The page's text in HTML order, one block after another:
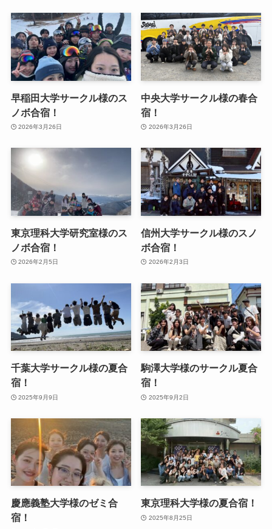
早稲田大学サークル様のス
ノボ合宿！
2026年3月26日
中央大学サークル様の春合
宿！
2026年3月26日
東京理科大学研究室様のス
ノボ合宿！
2026年2月5日
信州大学サークル様のスノ
ボ合宿！
2026年2月3日
千葉大学サークル様の夏合
宿！
2025年9月9日
駒澤大学様のサークル夏合
宿！
2025年9月2日
慶應義塾大学様のゼミ合
宿！
東京理科大学様の夏合宿！
2025年8月25日